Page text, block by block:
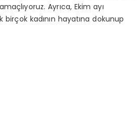
Ayrıca, Ekim ayı
birçok kadının hayatına dokunup